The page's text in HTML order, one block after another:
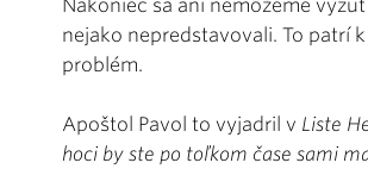
Nakoniec sa ani nemôžeme
nejako nepredstavovali. To patrí
problém.
Apoštol Pavol to vyjadril v Liste
hoci by ste po toľkom čase sami